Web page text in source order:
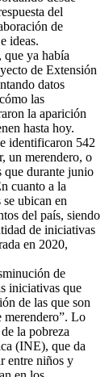
del
de
ideas.
que ya había
de Extensión
datos
las
la aparición
hasta hoy.
identificaron 542
un merendero, o
que durante junio
cuanto a la
ubican en
del país, siendo
de iniciativas
en 2020,
de
iniciativas que
de las que son
merendero”. Lo
la pobreza
(INE), que da
entre niños y